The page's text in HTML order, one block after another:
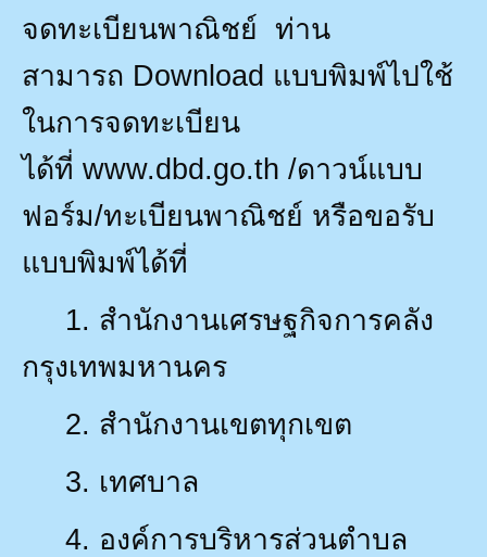
จดทะเบียนพาณิชย์ ท่าน
สามารถ Download แบบพิมพ์ไปใช้
ในการจดทะเบียน
ได้ที่ www.dbd.go.th /ดาวน์แบบ
ฟอร์ม/ทะเบียนพาณิชย์ หรือขอรับ
แบบพิมพ์ได้ที่
1. สำนักงานเศรษฐกิจการคลัง
กรุงเทพมหานคร
2. สำนักงานเขตทุกเขต
3. เทศบาล
4. องค์การบริหารส่วนตำบล